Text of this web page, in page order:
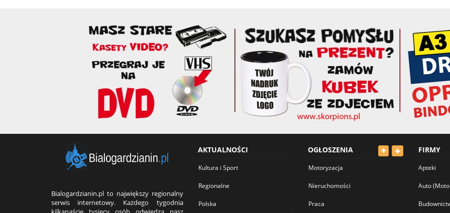
Bialogardzianin.pl to największy regionalny
serwis internetowy. Każdego tygodnia
AKTUALNOŚCI
Kultura i Sport
Regionalne
Polska
OGŁOSZENIA
Motoryzacja
Nieruchomości
Praca
FIRMY
Apteki
Auto